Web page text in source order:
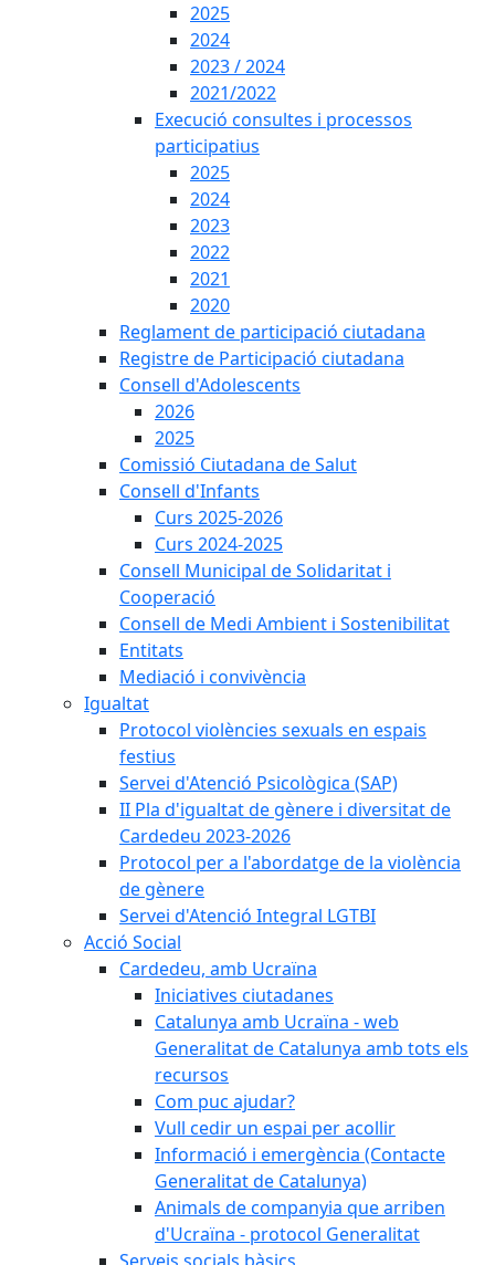
2025
2024
2023 / 2024
2021/2022
Execució consultes i processos
participatius
2025
2024
2023
2022
2021
2020
Reglament de participació ciutadana
Registre de Participació ciutadana
Consell d'Adolescents
2026
2025
Comissió Ciutadana de Salut
Consell d'Infants
Curs 2025-2026
Curs 2024-2025
Consell Municipal de Solidaritat i
Cooperació
Consell de Medi Ambient i Sostenibilitat
Entitats
Mediació i convivència
Igualtat
Protocol violències sexuals en espais
festius
Servei d'Atenció Psicològica (SAP)
II Pla d'igualtat de gènere i diversitat de
Cardedeu 2023-2026
Protocol per a l'abordatge de la violència
de gènere
Servei d'Atenció Integral LGTBI
Acció Social
Cardedeu, amb Ucraïna
Iniciatives ciutadanes
Catalunya amb Ucraïna - web
Generalitat de Catalunya amb tots els
recursos
Com puc ajudar?
Vull cedir un espai per acollir
Informació i emergència (Contacte
Generalitat de Catalunya)
Animals de companyia que arriben
d'Ucraïna - protocol Generalitat